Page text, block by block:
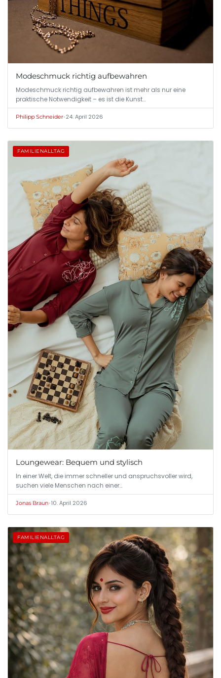
Modeschmuck richtig aufbewahren
Modeschmuck richtig aufbewahren ist mehr als nur eine
praktische Notwendigkeit – es ist die Kunst…
Philipp Schneider•24. April 2026
FAMILIENALLTAG
Loungewear: Bequem und stylisch
In einer Welt, die immer schneller und anspruchsvoller wird,
suchen viele Menschen nach einer…
Jonas Braun•10. April 2026
FAMILIENALLTAG